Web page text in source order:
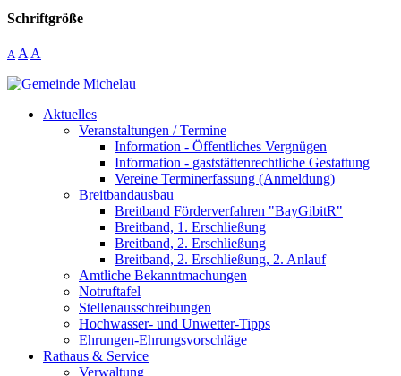
Schriftgröße
A A A
Aktuelles
Veranstaltungen / Termine
Information - Öffentliches Vergnügen
Information - gaststättenrechtliche Gestattung
Vereine Terminerfassung (Anmeldung)
Breitbandausbau
Breitband Förderverfahren "BayGibitR"
Breitband, 1. Erschließung
Breitband, 2. Erschließung
Breitband, 2. Erschließung, 2. Anlauf
Amtliche Bekanntmachungen
Notruftafel
Stellenausschreibungen
Hochwasser- und Unwetter-Tipps
Ehrungen-Ehrungsvorschläge
Rathaus & Service
Verwaltung